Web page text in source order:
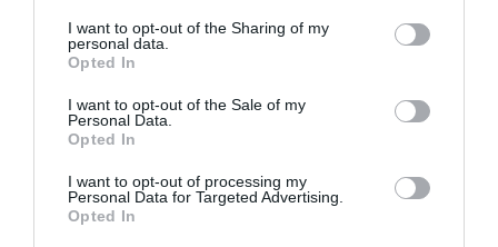
not limited to your visit or usage behaviour. You may click to
grant or deny consent to Google and its third-party tags to
use your data for below specified purposes in below Google
consent section.
I want to opt-out of the Sharing of my
personal data.
Opted In
I want to opt-out of the Sale of my
Personal Data.
Opted In
I want to opt-out of processing my
Personal Data for Targeted Advertising.
Opted In